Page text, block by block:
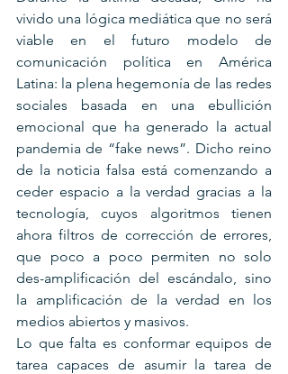
vivido una lógica mediática que no será
viable en el futuro modelo de
comunicación política en América
Latina: la plena hegemonía de las redes
sociales basada en una ebullición
emocional que ha generado la actual
pandemia de “fake news”. Dicho reino
de la noticia falsa está comenzando a
ceder espacio a la verdad gracias a la
tecnología, cuyos algoritmos tienen
ahora filtros de corrección de errores,
que poco a poco permiten no solo
des-amplificación del escándalo, sino
la amplificación de la verdad en los
medios abiertos y masivos.
Lo que falta es conformar equipos de
tarea capaces de asumir la tarea de